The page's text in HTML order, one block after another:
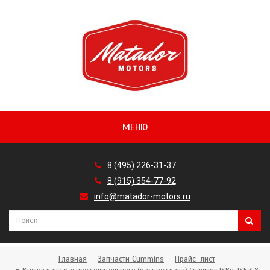
МЕНЮ
8 (495) 226-31-37
8 (915) 354-77-92
info@matador-motors.ru
Главная Запчасти Cummins Прайс-лист